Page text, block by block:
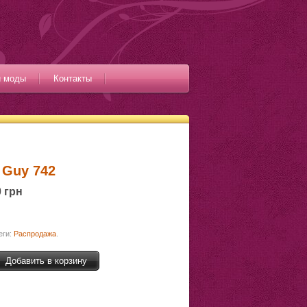
моды Контакты
742
грн
Распродажа
Добавить в корзину